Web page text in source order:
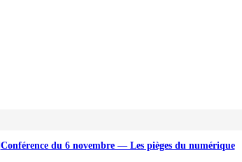
Conférence du 6 novembre — Les pièges du numérique